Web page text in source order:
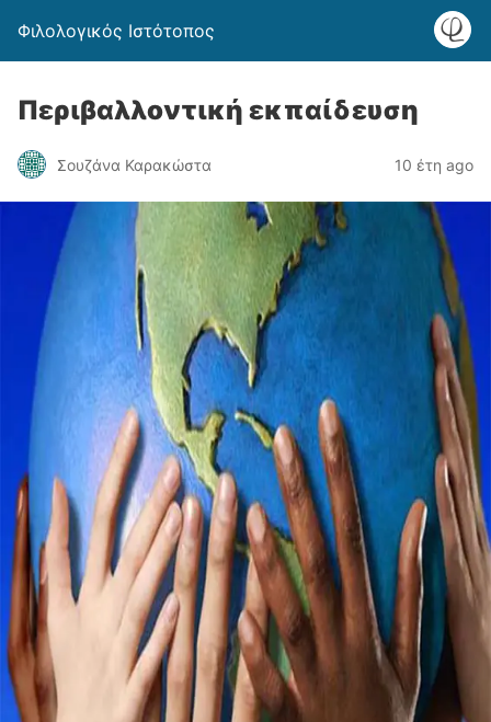
Φιλολογικός Ιστότοπος
Περιβαλλοντική εκπαίδευση
Σουζάνα Καρακώστα 10 έτη ago